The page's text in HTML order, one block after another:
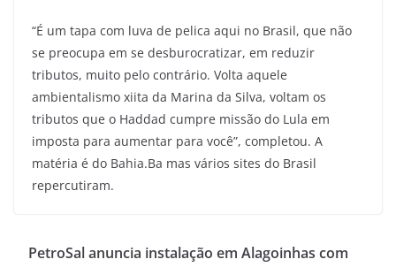
“É um tapa com luva de pelica aqui no Brasil, que não
se preocupa em se desburocratizar, em reduzir
tributos, muito pelo contrário. Volta aquele
ambientalismo xiita da Marina da Silva, voltam os
tributos que o Haddad cumpre missão do Lula em
imposta para aumentar para você”, completou. A
matéria é do Bahia.Ba mas vários sites do Brasil
repercutiram.
PetroSal anuncia instalação em Alagoinhas com